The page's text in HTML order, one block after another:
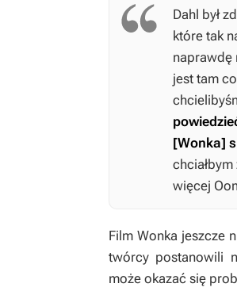
Dahl był
które tak
naprawdę
jest tam
[Wonka]
więcej
FilmWonka jeszcze
twórcy postanowili
może okazać się